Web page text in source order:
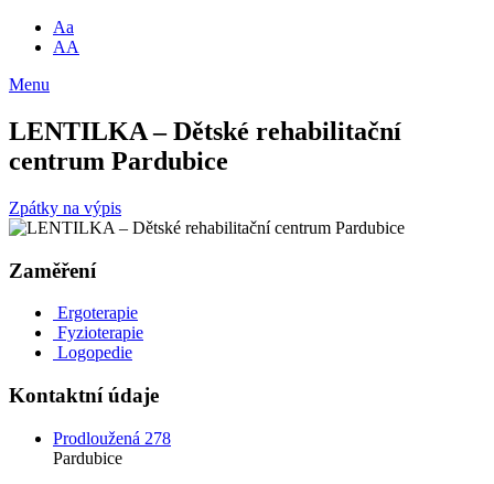
Aa
AA
Menu
LENTILKA – Dětské rehabilitační
centrum Pardubice
Zpátky na výpis
Zaměření
Ergoterapie
Fyzioterapie
Logopedie
Kontaktní údaje
Prodloužená 278
Pardubice